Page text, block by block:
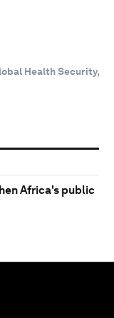
Health Security,
Africa's public